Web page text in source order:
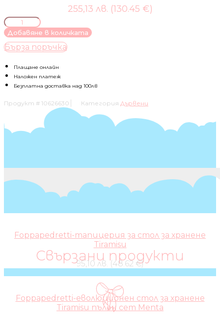
255,13 лв. (130.45 €)
количество
за
Foppapedretti-
еволюционен
за
хранене
Tiramisu
Добавяне в количката
Бърза поръчка
Плащане онлайн
Наложен платеж
Безплатна доставка над 100лв
Продукт # 10626630 Категория Дървени
Свързани продукти
Foppapedretti-тапицерия за стол за хранене
Tiramisu
95,10 лв. (48.62 €)
Foppapedretti-еволюционен стол за хранене
Tiramisu пълен сет Menta